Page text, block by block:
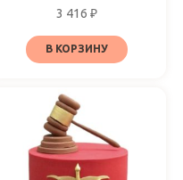
3 416 ₽
В КОРЗИНУ